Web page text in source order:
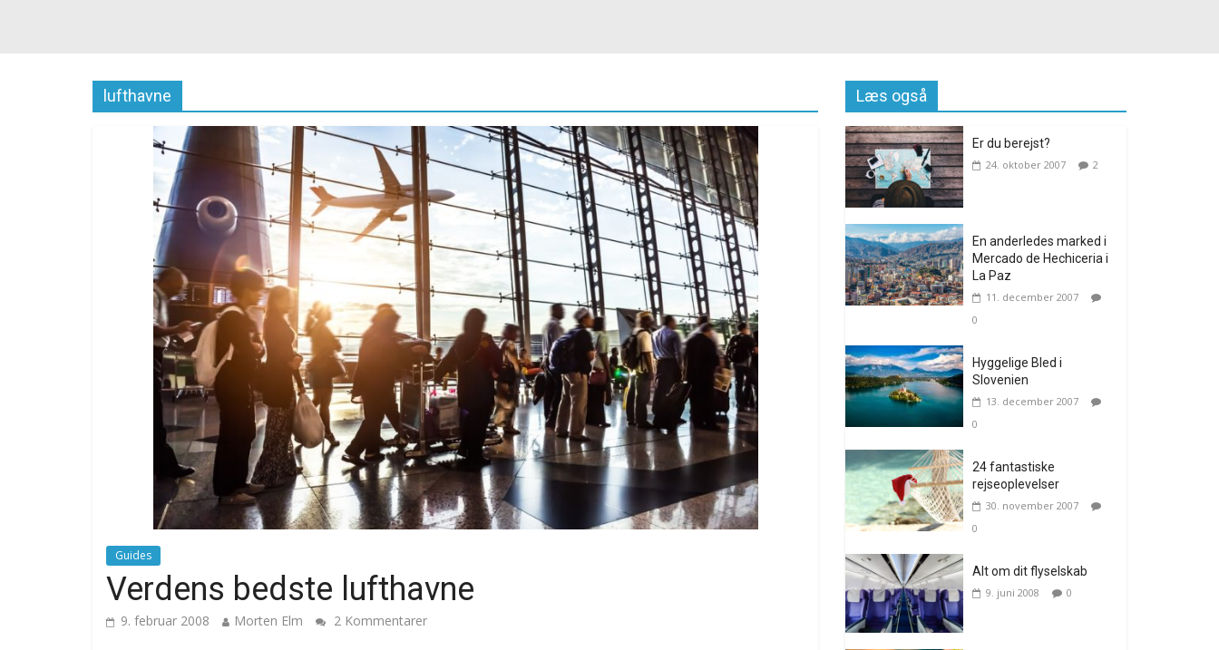
lufthavne
Guides
Verdens bedste lufthavne
9. februar 2008 Morten Elm 2 Kommentarer
Læs også
Er du berejst?
24. oktober 2007 2
En anderledes marked i
Mercado de Hechiceria i
La Paz
11. december 2007
0
Hyggelige Bled i
Slovenien
13. december 2007
0
24 fantastiske
rejseoplevelser
30. november 2007
0
Alt om dit flyselskab
9. juni 2008 0